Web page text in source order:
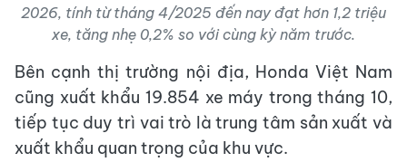
2026, tính từ tháng 4/2025 đến nay đạt hơn 1,2 triệu
xe, tăng nhẹ 0,2% so với cùng kỳ năm trước.
Bên cạnh thị trường nội địa, Honda Việt Nam
cũng xuất khẩu 19.854 xe máy trong tháng 10,
tiếp tục duy trì vai trò là trung tâm sản xuất và
xuất khẩu quan trọng của khu vực.